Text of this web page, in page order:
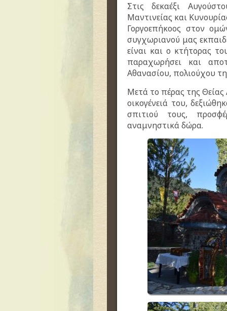
Στις δεκαέξι
Μαντινείας και
Γοργοεπήκοος στον
συγχωριανού μας
είναι και ο κτήτορας
παραχωρήσει και
Αθανασίου, πολιούχου
Μετά το πέρας της Θείας
οικογένειά του,
σπιτιού τους,
αναμνηστικά δώρα.